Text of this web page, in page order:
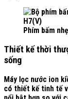
Phím bấm
Thiết kế thời
sống
Máy lọc nước ion
có thiết kế tinh tế